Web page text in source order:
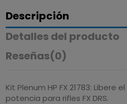
Descripción
Detalles del producto
Reseñas(0)
Kit Plenum HP FX 21783: Libere
potencia para rifles FX DRS.